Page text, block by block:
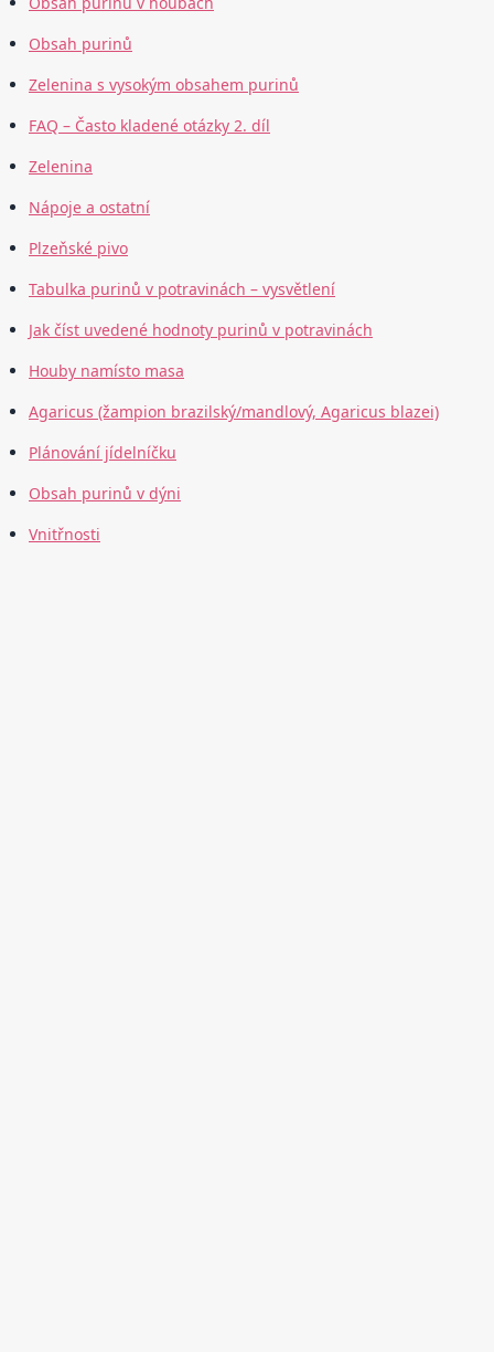
Obsah purinů
Zelenina s vysokým obsahem purinů
FAQ – Často kladené otázky 2. díl
Zelenina
Nápoje a ostatní
Plzeňské pivo
Tabulka purinů v potravinách – vysvětlení
Jak číst uvedené hodnoty purinů v potravinách
Houby namísto masa
Agaricus (žampion brazilský/mandlový, Agaricus blazei)
Plánování jídelníčku
Obsah purinů v dýni
Vnitřnosti